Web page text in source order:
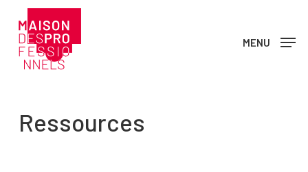
main
content
MENU
Ressources